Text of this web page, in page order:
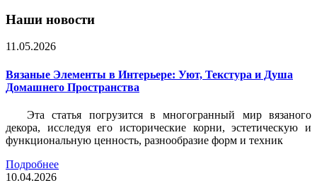
Наши новости
11.05.2026
Вязаные Элементы в Интерьере: Уют, Текстура и Душа
Домашнего Пространства
Эта статья погрузится в многогранный мир вязаного
декора, исследуя его исторические корни, эстетическую и
функциональную ценность, разнообразие форм и техник
Подробнее
10.04.2026